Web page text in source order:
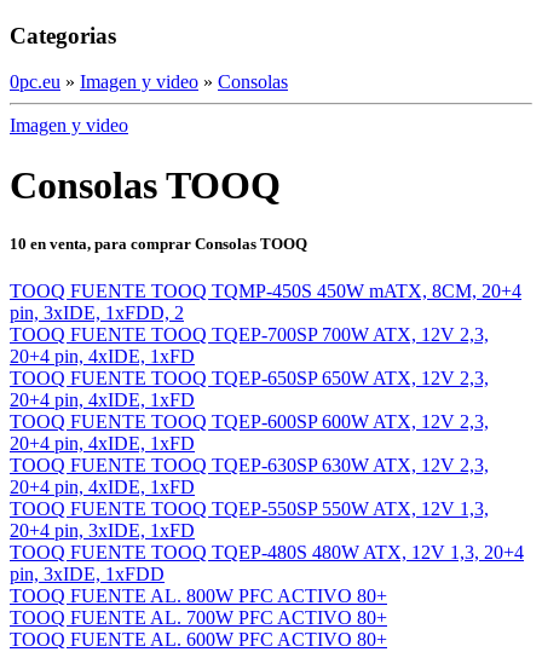
Categorias
0pc.eu » Imagen y video » Consolas
Imagen y video
Consolas TOOQ
10 en venta, para comprar Consolas TOOQ
TOOQ FUENTE TOOQ TQMP-450S 450W mATX, 8CM, 20+4
pin, 3xIDE, 1xFDD, 2
TOOQ FUENTE TOOQ TQEP-700SP 700W ATX, 12V 2,3,
20+4 pin, 4xIDE, 1xFD
TOOQ FUENTE TOOQ TQEP-650SP 650W ATX, 12V 2,3,
20+4 pin, 4xIDE, 1xFD
TOOQ FUENTE TOOQ TQEP-600SP 600W ATX, 12V 2,3,
20+4 pin, 4xIDE, 1xFD
TOOQ FUENTE TOOQ TQEP-630SP 630W ATX, 12V 2,3,
20+4 pin, 4xIDE, 1xFD
TOOQ FUENTE TOOQ TQEP-550SP 550W ATX, 12V 1,3,
20+4 pin, 3xIDE, 1xFD
TOOQ FUENTE TOOQ TQEP-480S 480W ATX, 12V 1,3, 20+4
pin, 3xIDE, 1xFDD
TOOQ FUENTE AL. 800W PFC ACTIVO 80+
TOOQ FUENTE AL. 700W PFC ACTIVO 80+
TOOQ FUENTE AL. 600W PFC ACTIVO 80+